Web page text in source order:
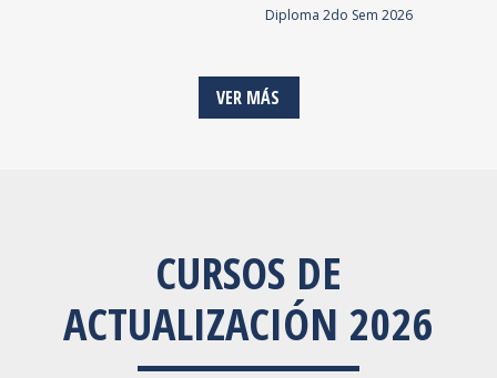
Diploma 2do Sem 2026
VER MÁS
CURSOS DE
ACTUALIZACIÓN 2026